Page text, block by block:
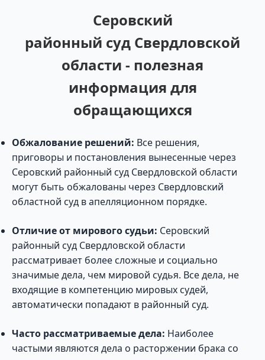
Серовский
районный суд Свердловской
области - полезная
информация для
обращающихся
Обжалование решений: Все решения,
приговоры и постановления вынесенные через
Серовский районный суд Свердловской области
могут быть обжалованы через Свердловский
областной суд в апелляционном порядке.
Отличие от мирового судьи: Серовский
районный суд Свердловской области
рассматривает более сложные и социально
значимые дела, чем мировой судья. Все дела, не
входящие в компетенцию мировых судей,
автоматически попадают в районный суд.
Часто рассматриваемые дела: Наиболее
частыми являются дела о расторжении брака со